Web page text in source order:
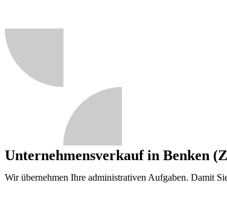
Unternehmensverkauf in Benken
Wir übernehmen Ihre administrativen Aufgaben. Damit